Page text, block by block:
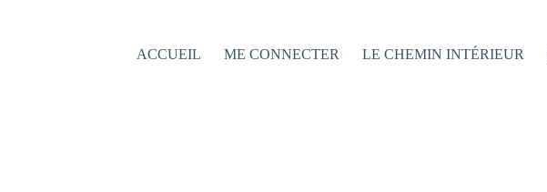
ACCUEIL
ME CONNECTER LE CHEMIN INTÉRIEUR